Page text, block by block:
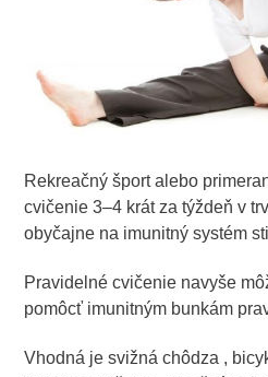
Rekreačný šport alebo
cvičenie 3–4 krát za týždeň v
obyčajne na imunitný systém
Pravidelné cvičenie navyše
pomôcť imunitným bunkám
Vhodná je svižná chôdza ,